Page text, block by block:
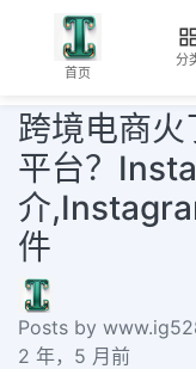
首页
分
跨境电商
平台？
介
件
Posts by
2 年，5 月前